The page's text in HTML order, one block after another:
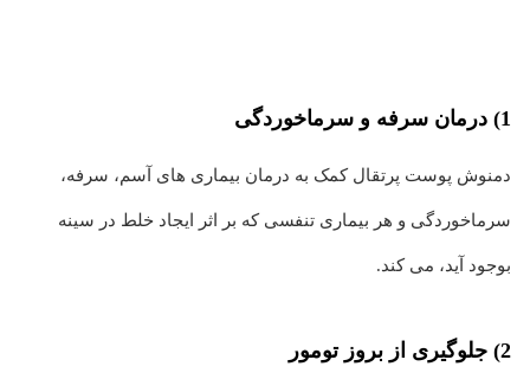
1) درمان سرفه و سرماخوردگی
دمنوش پوست پرتقال کمک به درمان بیماری های آسم، سرفه،
سرماخوردگی و هر بیماری تنفسی که بر اثر ایجاد خلط در سینه
بوجود آید، می کند.
2) جلوگیری از بروز تومور